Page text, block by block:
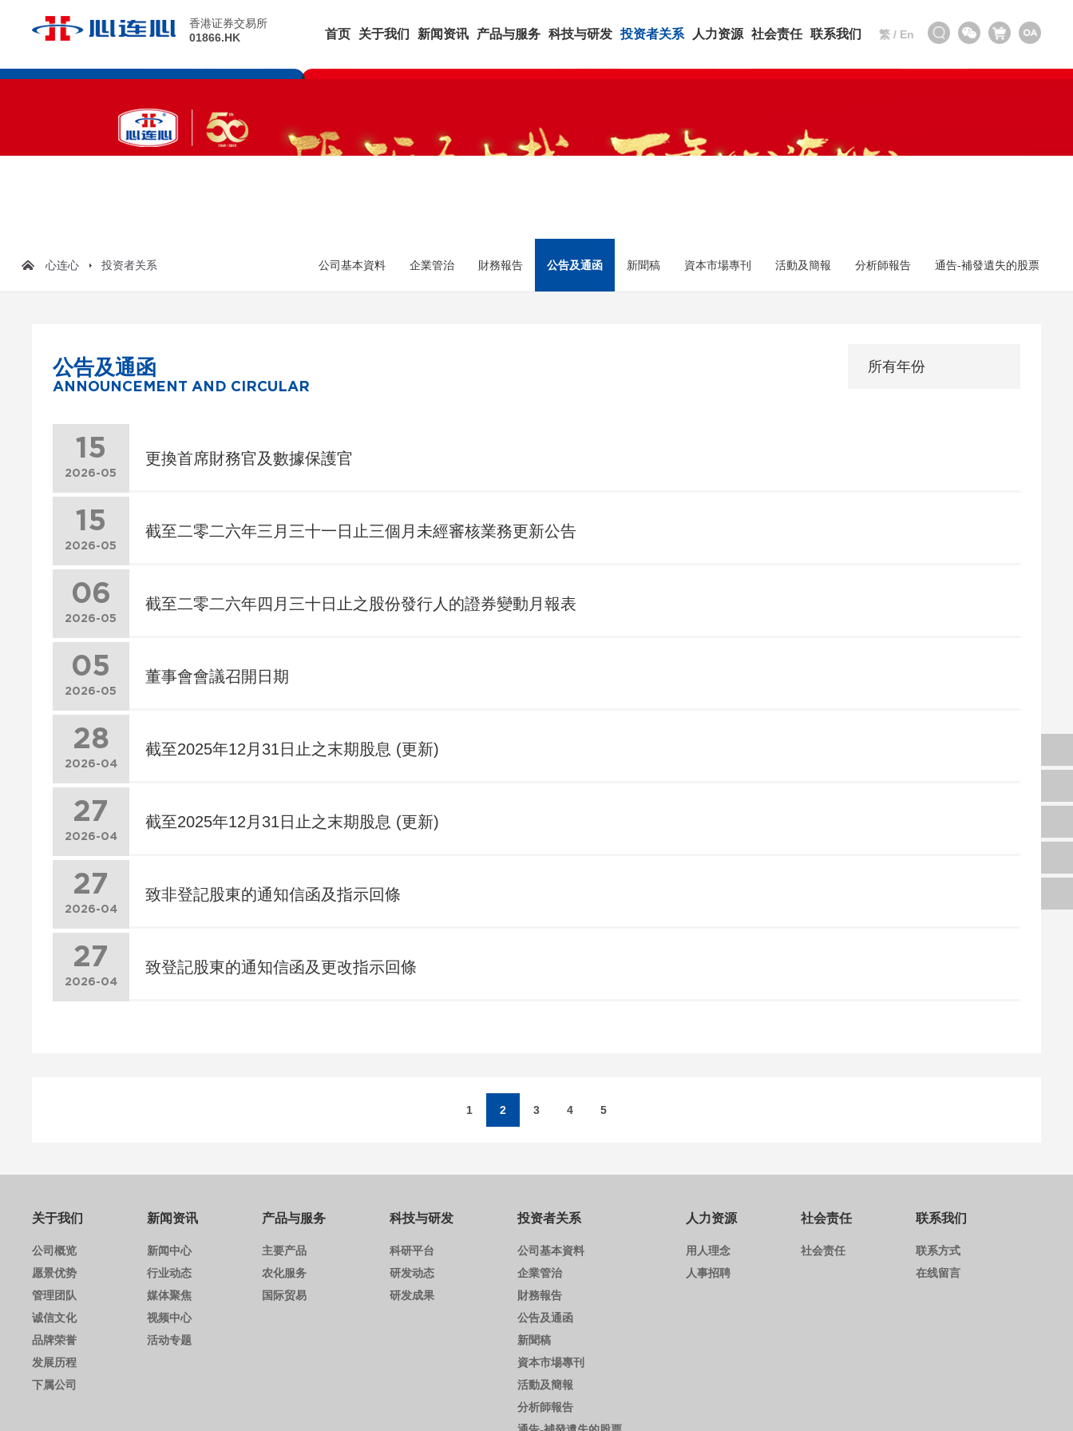
香港证券交易所
01866.HK
首页 关于我们 新闻资讯 产品与服务 科技与研发 投资者关系 人力资源 社会责任 联系我们 繁 / En
心连心 投资者关系 公司基本資料 企業管治 財務報告 公告及通函 新聞稿 資本市場專刊 活動及簡報 分析師報告 通告-補發遺失的股票
公告及通函
ANNOUNCEMENT AND CIRCULAR
15
2026-05
更換首席財務官及數據保護官
15
2026-05
截至二零二六年三月三十一日止三個月未經審核業務更新公告
06
2026-05
截至二零二六年四月三十日止之股份發行人的證券變動月報表
05
2026-05
董事會會議召開日期
28
2026-04
截至2025年12月31日止之末期股息 (更新)
27
2026-04
截至2025年12月31日止之末期股息 (更新)
27
2026-04
致非登記股東的通知信函及指示回條
27
2026-04
致登記股東的通知信函及更改指示回條
1 2 3 4 5
关于我们
公司概览
愿景优势
管理团队
诚信文化
品牌荣誉
发展历程
下属公司
新闻资讯
新闻中心
行业动态
媒体聚焦
视频中心
活动专题
产品与服务
主要产品
农化服务
国际贸易
科技与研发
科研平台
研发动态
研发成果
投资者关系
公司基本資料
企業管治
財務報告
公告及通函
新聞稿
資本市場專刊
活動及簡報
分析師報告
人力资源
用人理念
人事招聘
社会责任
社会责任
联系我们
联系方式
在线留言